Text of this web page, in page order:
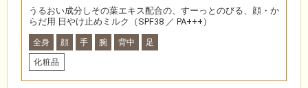
うるおい成分しその葉エキス配合の、すーっとのびる、顔・か
らだ用 日やけ止めミルク（SPF38 ／ PA+++）
全身 顔 手 腕 背中 足
化粧品